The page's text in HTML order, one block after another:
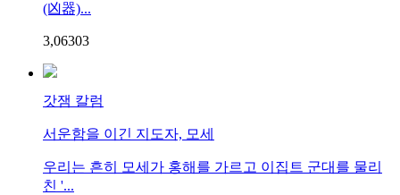
(凶器)...
3,06303
갓잼 칼럼
서운함을 이긴 지도자, 모세
우리는 흔히 모세가 홍해를 가르고 이집트 군대를 물리
친 '...